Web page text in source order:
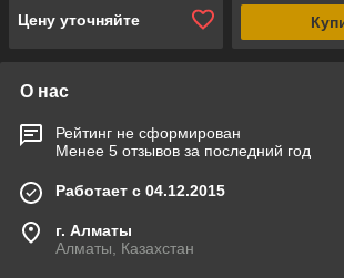
Цену уточняйте
О нас
Рейтинг не сформирован
Менее 5 отзывов за последний год
Работает с 04.12.2015
г. Алматы
Алматы, Казахстан